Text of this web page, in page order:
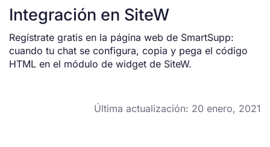
Integración en SiteW
Regístrate gratis en la página web de SmartSupp:
cuando tu chat se configura, copia y pega el código
HTML en el módulo de widget de SiteW.
Última actualización: 20 enero, 2021